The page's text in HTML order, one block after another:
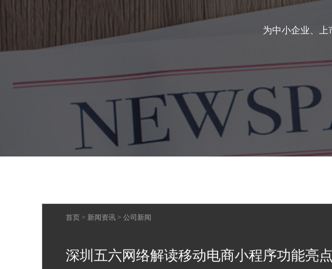
为中小企业、上
首页 > 新闻资讯 > 公司新闻
深圳五六网络解读移动电商小程序功能亮点